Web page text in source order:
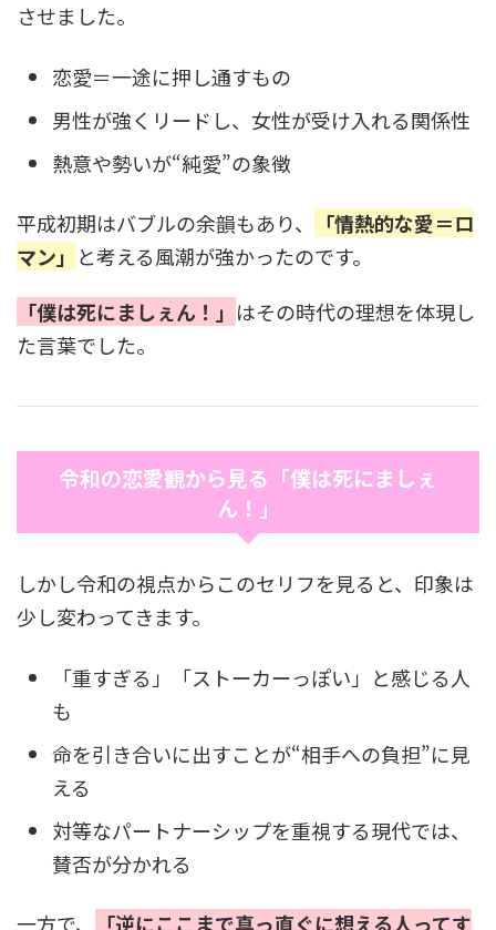
させました。
恋愛＝一途に押し通すもの
男性が強くリードし、女性が受け入れる関係性
熱意や勢いが“純愛”の象徴
平成初期はバブルの余韻もあり、
「情熱的な愛＝ロ
マン」 と考える風潮が強かったのです。
「僕は死にましぇん！」 はその時代の理想を体現し
た言葉でした。
令和の恋愛観から見る「僕は死にましぇ
ん！」
しかし令和の視点からこのセリフを見ると、印象は
少し変わってきます。
「重すぎる」「ストーカーっぽい」と感じる人
も
命を引き合いに出すことが“相手への負担”に見
える
対等なパートナーシップを重視する現代では、
賛否が分かれる
一方で、
「逆にここまで真っ直ぐに想える人ってす